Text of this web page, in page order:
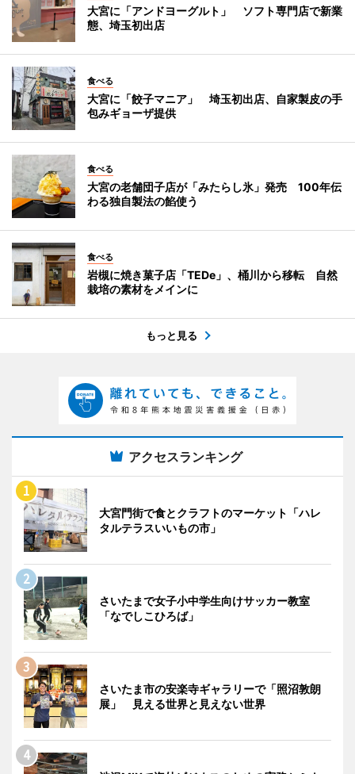
大宮に「アンドヨーグルト」 ソフト専門店で新業
態、埼玉初出店
食べる
大宮に「餃子マニア」 埼玉初出店、自家製皮の手
包みギョーザ提供
食べる
大宮の老舗団子店が「みたらし氷」発売 100年伝
わる独自製法の餡使う
食べる
岩槻に焼き菓子店「TEDe」、桶川から移転 自然
栽培の素材をメインに
もっと見る
アクセスランキング
大宮門街で食とクラフトのマーケット「ハレ
タルテラスいいもの市」
さいたまで女子小中学生向けサッカー教室
「なでしこひろば」
さいたま市の安楽寺ギャラリーで「照沼敦朗
展」 見える世界と見えない世界